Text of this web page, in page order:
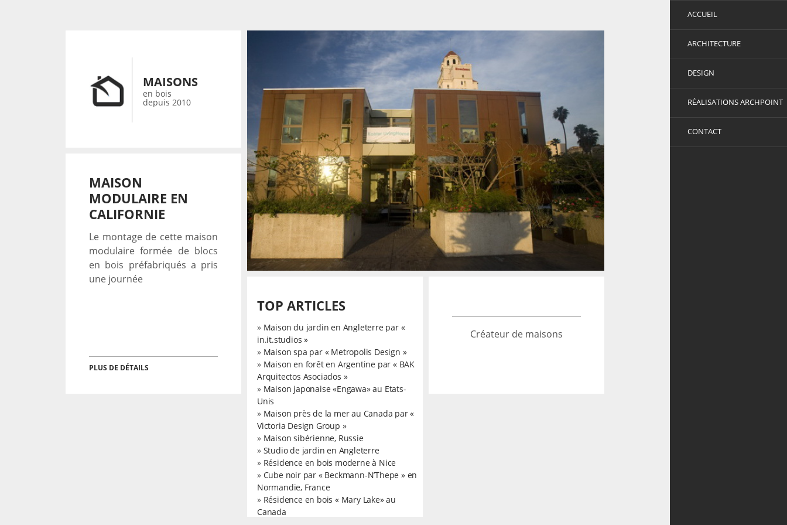
ACCUEIL
ARCHITECTURE
DESIGN
RÉALISATIONS ARCHPOINT
CONTACT
MAISONS
en bois
depuis 2010
MAISON
MODULAIRE EN
CALIFORNIE
Le montage de cette maison
modulaire formée de blocs
en bois préfabriqués a pris
une journée
PLUS DE DÉTAILS
TOP ARTICLES
» Maison du jardin en Angleterre par «
in.it.studios »
» Maison spa par « Metropolis Design »
» Maison en forêt en Argentine par « BAK
Arquitectos Asociados »
» Maison japonaise «Engawa» au Etats-
Unis
» Maison près de la mer au Canada par «
Victoria Design Group »
» Maison sibérienne, Russie
» Studio de jardin en Angleterre
» Résidence en bois moderne à Nice
» Cube noir par « Beckmann-N’Thepe » en
Normandie, France
» Résidence en bois « Mary Lake» au
Canada
Créateur de maisons